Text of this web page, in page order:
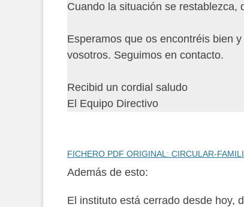
Cuando la situación se restablezca,
Esperamos que os encontréis bien
vosotros. Seguimos en contacto.
Recibid un cordial saludo
El Equipo Directivo
FICHERO PDF ORIGINAL: CIRCULAR-
Además de esto:
El instituto está cerrado desde hoy,